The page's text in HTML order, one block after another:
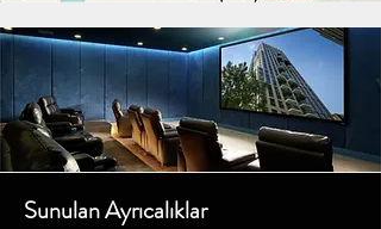
Sunulan Ayrıcalıklar